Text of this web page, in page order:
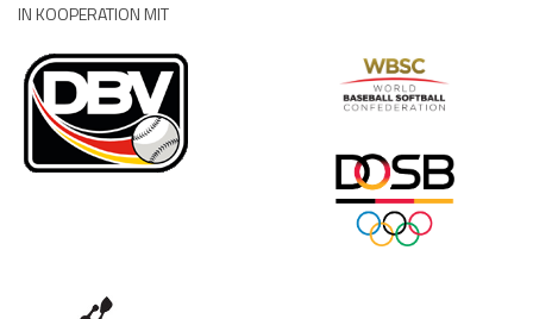
IN KOOPERATION MIT